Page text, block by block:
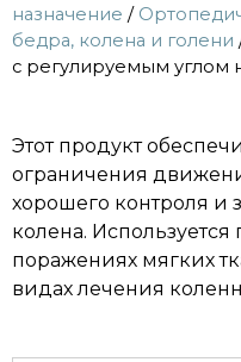
назначение /
бедра, колена и голени
с регулируемым углом
Этот продукт
ограничения
хорошего контроля и
колена. Используется
поражениях мягких
видах лечения